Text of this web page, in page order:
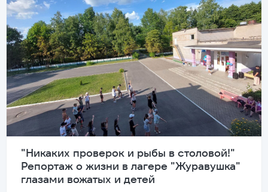
"Никаких проверок и рыбы в столовой!"
Репортаж о жизни в лагере "Журавушка"
глазами вожатых и детей